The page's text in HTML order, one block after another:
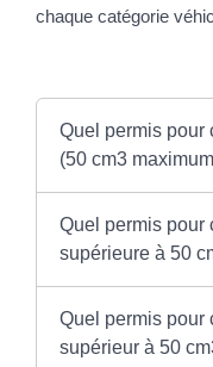
chaque catégorie
Quel permis pour
(50 cm3
Quel permis pour
supérieure à 50
Quel permis pour
supérieur à 50